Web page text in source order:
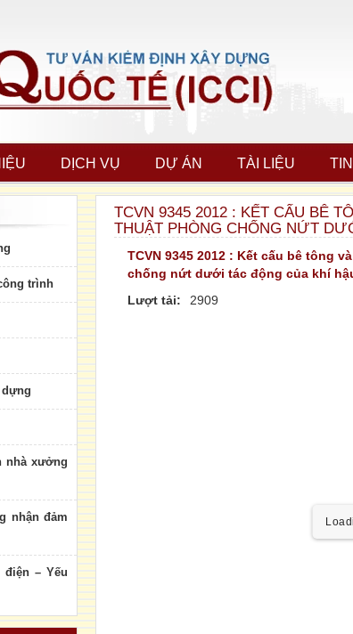
DỊCH VỤ DỰ ÁN TÀI LIỆU
trình
nhà xưởng
nhận đảm
điện – Yếu
TCVN 9345 2012 : KẾT CẤU BÊ
THUẬT PHÒNG CHỐNG NỨT
TCVN 9345 2012 : Kết cấu bê tông
chống nứt dưới tác động của khí
Lượt tải:
2909